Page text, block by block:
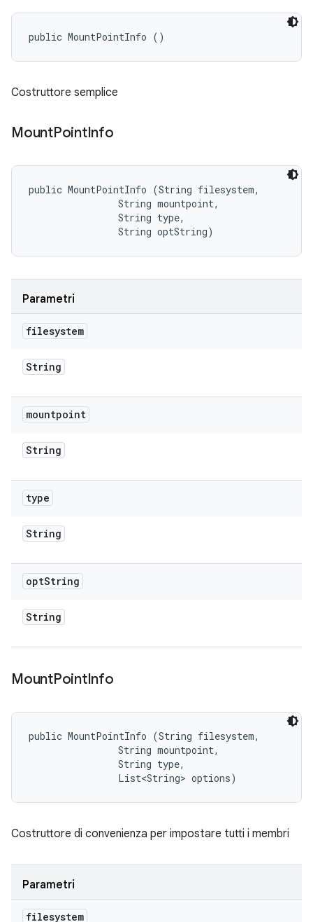
public MountPointInfo ()
Costruttore semplice
MountPointInfo
public MountPointInfo (String filesystem,
                String mountpoint,
                String type,
                String optString)
Parametri
filesystem
String
mountpoint
String
type
String
optString
String
MountPointInfo
public MountPointInfo (String filesystem,
                String mountpoint,
                String type,
                List<String> options)
Costruttore di convenienza per impostare tutti i membri
Parametri
filesystem